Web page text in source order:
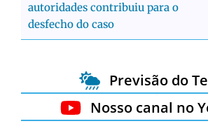
autoridades contribuiu para o
desfecho do caso
Previsão do
Nosso canal no